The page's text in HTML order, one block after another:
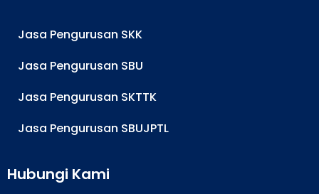
Jasa Pengurusan SKK
Jasa Pengurusan SBU
Jasa Pengurusan SKTTK
Jasa Pengurusan SBUJPTL
Hubungi Kami